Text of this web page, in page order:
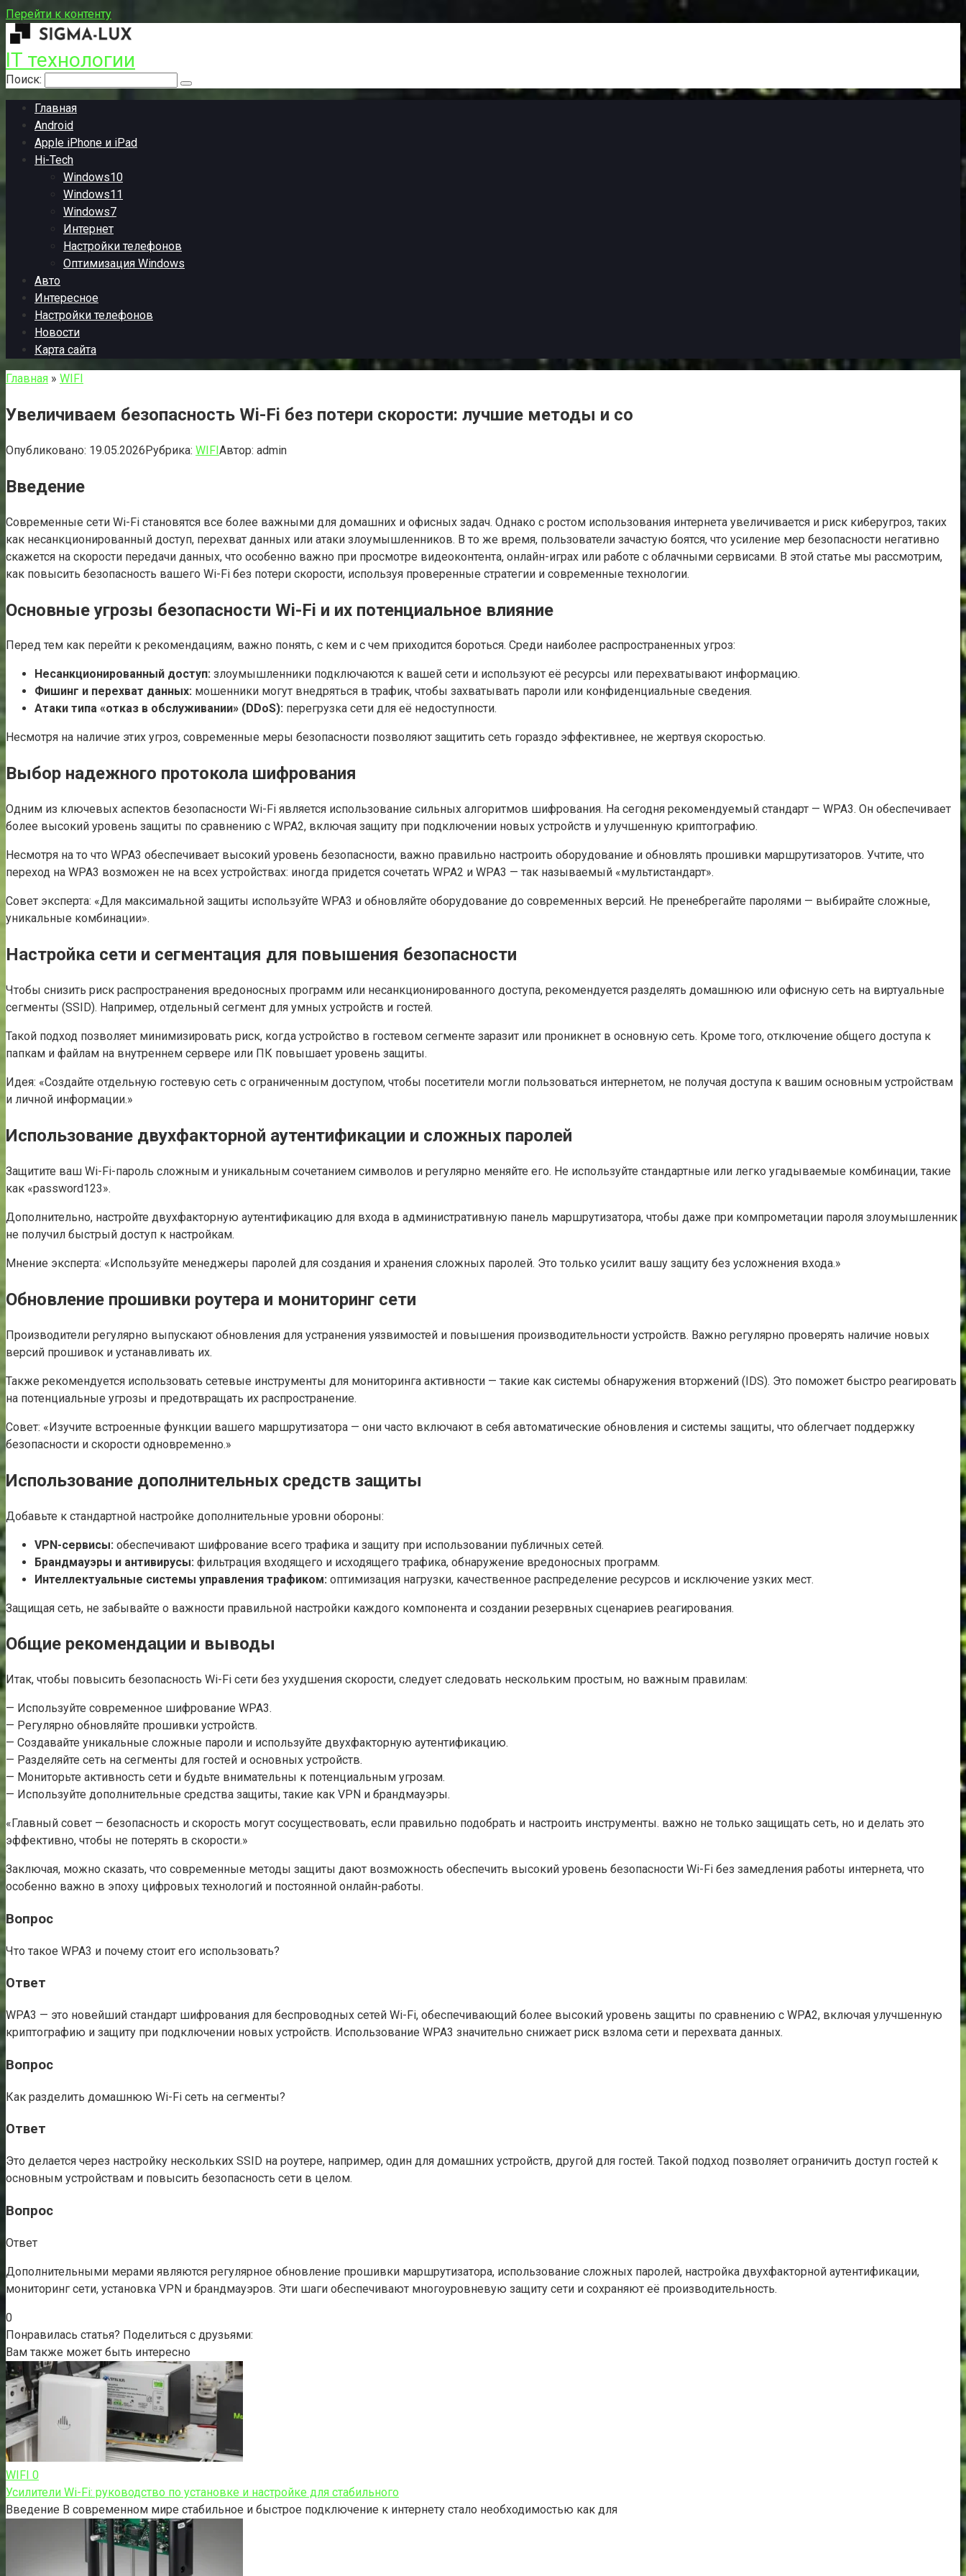
Перейти к контенту
IT технологии
Поиск:
Главная
Android
Apple iPhone и iPad
Hi-Tech
Windows10
Windows11
Windows7
Интернет
Настройки телефонов
Оптимизация Windows
Авто
Интересное
Настройки телефонов
Новости
Карта сайта
Главная » WIFI
Увеличиваем безопасность Wi-Fi без потери скорости: лучшие методы и со
Опубликовано: 19.05.2026Рубрика: WIFIАвтор: admin
Введение
Современные сети Wi-Fi становятся все более важными для домашних и офисных задач. Однако с ростом использования интернета увеличивается и риск киберугроз, таких
как несанкционированный доступ, перехват данных или атаки злоумышленников. В то же время, пользователи зачастую боятся, что усиление мер безопасности негативно
скажется на скорости передачи данных, что особенно важно при просмотре видеоконтента, онлайн-играх или работе с облачными сервисами. В этой статье мы рассмотрим,
как повысить безопасность вашего Wi-Fi без потери скорости, используя проверенные стратегии и современные технологии.
Основные угрозы безопасности Wi-Fi и их потенциальное влияние
Перед тем как перейти к рекомендациям, важно понять, с кем и с чем приходится бороться. Среди наиболее распространенных угроз:
Несанкционированный доступ: злоумышленники подключаются к вашей сети и используют её ресурсы или перехватывают информацию.
Фишинг и перехват данных: мошенники могут внедряться в трафик, чтобы захватывать пароли или конфиденциальные сведения.
Атаки типа «отказ в обслуживании» (DDoS): перегрузка сети для её недоступности.
Несмотря на наличие этих угроз, современные меры безопасности позволяют защитить сеть гораздо эффективнее, не жертвуя скоростью.
Выбор надежного протокола шифрования
Одним из ключевых аспектов безопасности Wi-Fi является использование сильных алгоритмов шифрования. На сегодня рекомендуемый стандарт — WPA3. Он обеспечивает
более высокий уровень защиты по сравнению с WPA2, включая защиту при подключении новых устройств и улучшенную криптографию.
Несмотря на то что WPA3 обеспечивает высокий уровень безопасности, важно правильно настроить оборудование и обновлять прошивки маршрутизаторов. Учтите, что
переход на WPA3 возможен не на всех устройствах: иногда придется сочетать WPA2 и WPA3 — так называемый «мультистандарт».
Совет эксперта: «Для максимальной защиты используйте WPA3 и обновляйте оборудование до современных версий. Не пренебрегайте паролями — выбирайте сложные,
уникальные комбинации».
Настройка сети и сегментация для повышения безопасности
Чтобы снизить риск распространения вредоносных программ или несанкционированного доступа, рекомендуется разделять домашнюю или офисную сеть на виртуальные
сегменты (SSID). Например, отдельный сегмент для умных устройств и гостей.
Такой подход позволяет минимизировать риск, когда устройство в гостевом сегменте заразит или проникнет в основную сеть. Кроме того, отключение общего доступа к
папкам и файлам на внутреннем сервере или ПК повышает уровень защиты.
Идея: «Создайте отдельную гостевую сеть с ограниченным доступом, чтобы посетители могли пользоваться интернетом, не получая доступа к вашим основным устройствам
и личной информации.»
Использование двухфакторной аутентификации и сложных паролей
Защитите ваш Wi-Fi-пароль сложным и уникальным сочетанием символов и регулярно меняйте его. Не используйте стандартные или легко угадываемые комбинации, такие
как «password123».
Дополнительно, настройте двухфакторную аутентификацию для входа в административную панель маршрутизатора, чтобы даже при компрометации пароля злоумышленник
не получил быстрый доступ к настройкам.
Мнение эксперта: «Используйте менеджеры паролей для создания и хранения сложных паролей. Это только усилит вашу защиту без усложнения входа.»
Обновление прошивки роутера и мониторинг сети
Производители регулярно выпускают обновления для устранения уязвимостей и повышения производительности устройств. Важно регулярно проверять наличие новых
версий прошивок и устанавливать их.
Также рекомендуется использовать сетевые инструменты для мониторинга активности — такие как системы обнаружения вторжений (IDS). Это поможет быстро реагировать
на потенциальные угрозы и предотвращать их распространение.
Совет: «Изучите встроенные функции вашего маршрутизатора — они часто включают в себя автоматические обновления и системы защиты, что облегчает поддержку
безопасности и скорости одновременно.»
Использование дополнительных средств защиты
Добавьте к стандартной настройке дополнительные уровни обороны:
VPN-сервисы: обеспечивают шифрование всего трафика и защиту при использовании публичных сетей.
Брандмауэры и антивирусы: фильтрация входящего и исходящего трафика, обнаружение вредоносных программ.
Интеллектуальные системы управления трафиком: оптимизация нагрузки, качественное распределение ресурсов и исключение узких мест.
Защищая сеть, не забывайте о важности правильной настройки каждого компонента и создании резервных сценариев реагирования.
Общие рекомендации и выводы
Итак, чтобы повысить безопасность Wi-Fi сети без ухудшения скорости, следует следовать нескольким простым, но важным правилам:
— Используйте современное шифрование WPA3.
— Регулярно обновляйте прошивки устройств.
— Создавайте уникальные сложные пароли и используйте двухфакторную аутентификацию.
— Разделяйте сеть на сегменты для гостей и основных устройств.
— Мониторьте активность сети и будьте внимательны к потенциальным угрозам.
— Используйте дополнительные средства защиты, такие как VPN и брандмауэры.
«Главный совет — безопасность и скорость могут сосуществовать, если правильно подобрать и настроить инструменты. важно не только защищать сеть, но и делать это
эффективно, чтобы не потерять в скорости.»
Заключая, можно сказать, что современные методы защиты дают возможность обеспечить высокий уровень безопасности Wi-Fi без замедления работы интернета, что
особенно важно в эпоху цифровых технологий и постоянной онлайн-работы.
Вопрос
Что такое WPA3 и почему стоит его использовать?
Ответ
WPA3 — это новейший стандарт шифрования для беспроводных сетей Wi-Fi, обеспечивающий более высокий уровень защиты по сравнению с WPA2, включая улучшенную
криптографию и защиту при подключении новых устройств. Использование WPA3 значительно снижает риск взлома сети и перехвата данных.
Вопрос
Как разделить домашнюю Wi-Fi сеть на сегменты?
Ответ
Это делается через настройку нескольких SSID на роутере, например, один для домашних устройств, другой для гостей. Такой подход позволяет ограничить доступ гостей к
основным устройствам и повысить безопасность сети в целом.
Вопрос
Ответ
Дополнительными мерами являются регулярное обновление прошивки маршрутизатора, использование сложных паролей, настройка двухфакторной аутентификации,
мониторинг сети, установка VPN и брандмауэров. Эти шаги обеспечивают многоуровневую защиту сети и сохраняют её производительность.
0
Понравилась статья? Поделиться с друзьями:
Вам также может быть интересно
WIFI 0
Усилители Wi-Fi: руководство по установке и настройке для стабильного
Введение В современном мире стабильное и быстрое подключение к интернету стало необходимостью как для